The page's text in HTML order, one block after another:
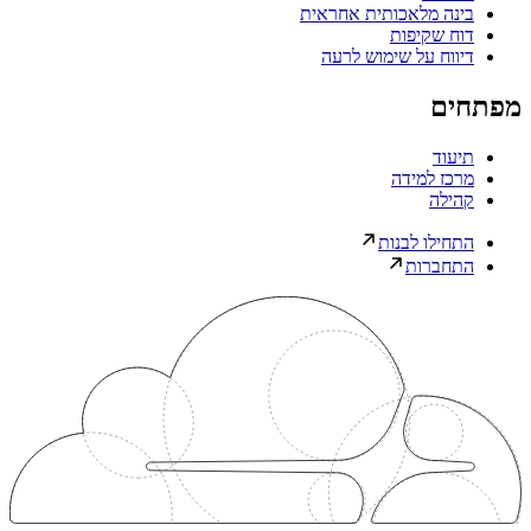
בינה מלאכותית אחראית
דוח שקיפות
דיווח על שימוש לרעה
מפתחים
תיעוד
מרכז למידה
קהילה
התחילו לבנות
התחברות